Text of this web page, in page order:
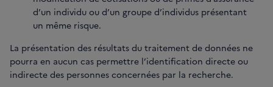
d’un individu ou d’un groupe d’individus présentant
un même risque.
La présentation des résultats du traitement de données ne
pourra en aucun cas permettre l’identification directe ou
indirecte des personnes concernées par la recherche.